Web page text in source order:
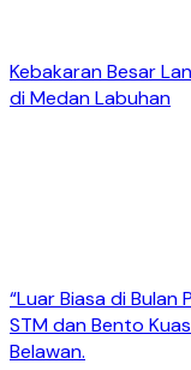
Kebakaran Besar
di Medan Labuhan
“Luar Biasa di Bulan
STM dan Bento
Belawan.